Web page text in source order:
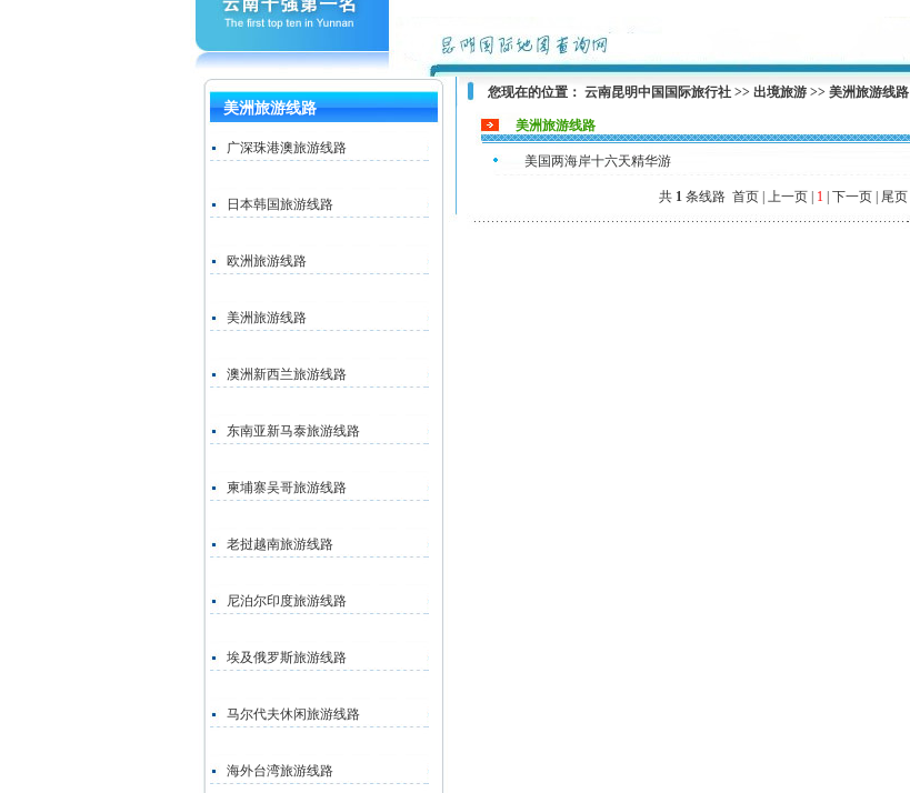
美洲旅游线路
广深珠港澳旅游线路
日本韩国旅游线路
欧洲旅游线路
美洲旅游线路
澳洲新西兰旅游线路
东南亚新马泰旅游线路
柬埔寨吴哥旅游线路
老挝越南旅游线路
尼泊尔印度旅游线路
埃及俄罗斯旅游线路
马尔代夫休闲旅游线路
海外台湾旅游线路
您现在的位置： 云南昆明中国国际旅行社>> 出境旅游>> 美洲旅游线路
美洲旅游线路
美国两海岸十六天精华游
共 1条线路 首页 | 上一页 | 1| 下一页 | 尾页